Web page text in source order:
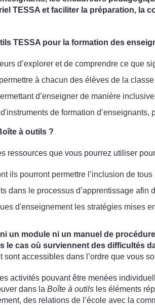
TESSA et faciliter la préparation, la
TESSA pour la formation des
d’explorer et de comprendre ce que
à chacun des élèves de la
d’enseigner de manière
de formation
à outils ?
ressources que vous pourrez utiliser
ils pourront permettre l’inclusion de
dans le processus d’apprentissage
d'enseignement les stratégies mises
un module ni un manuel de
le cas où surviennent des difficultés
sont accessibles dans l’ordre que vous
activités pouvant être menées
dans la Boîte à outils les éléments
des relations de l’école avec la